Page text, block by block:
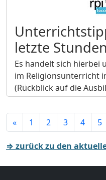
letzte Stunden
Es handelt sich hierbei
im Religionsunterricht
(Rückblick auf die
« 1 2 3 4 5
⇒ zurück zu den